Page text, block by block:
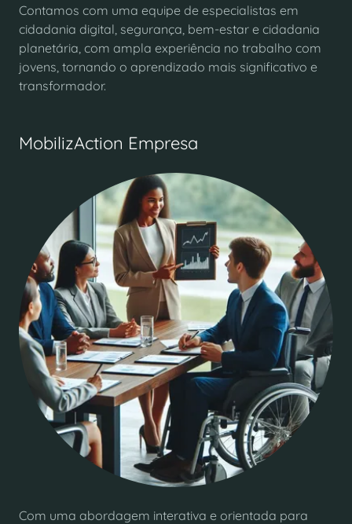
Contamos com uma equipe de especialistas em
cidadania digital, segurança, bem-estar e cidadania
planetária, com ampla experiência no trabalho com
jovens, tornando o aprendizado mais significativo e
transformador.
MobilizAction Empresa
Com uma abordagem interativa e orientada para